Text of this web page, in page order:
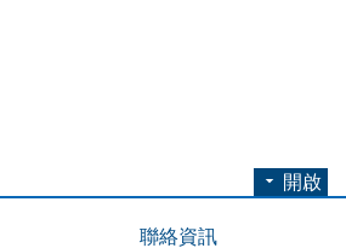
開啟
聯絡資訊